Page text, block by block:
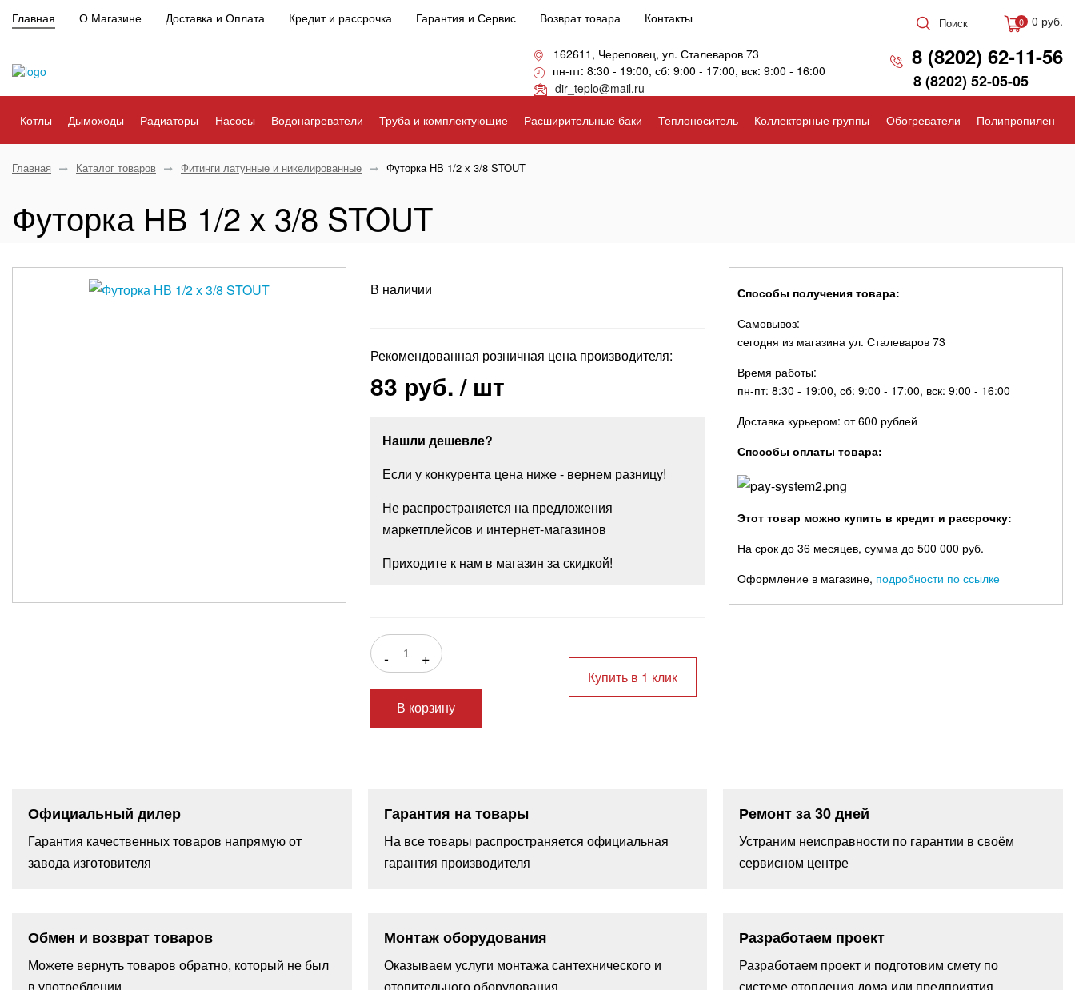
Главная О Магазине Доставка и Оплата Кредит и рассрочка Гарантия и Сервис Возврат товара Контакты Поиск 0 0 руб.
162611, Череповец, ул. Сталеваров 73
пн-пт: 8:30 - 19:00, сб: 9:00 - 17:00, вск: 9:00 - 16:00
dir_teplo@mail.ru
8 (8202) 62-11-56
8 (8202) 52-05-05
Котлы Дымоходы Радиаторы Насосы Водонагреватели Труба и комплектующие Расширительные баки Теплоноситель Коллекторные группы Обогреватели Полипропилен
Главная Каталог товаров Фитинги латунные и никелированные Футорка НВ 1/2 х 3/8 STOUT
Футорка НВ 1/2 х 3/8 STOUT
В наличии
Рекомендованная розничная цена производителя:
83 руб./ шт
Нашли дешевле?
Если у конкурента цена ниже - вернем разницу!
Не распространяется на предложения
маркетплейсов и интернет-магазинов
Приходите к нам в магазин за скидкой!
- +
В корзину
Купить в 1 клик
Способы получения товара:
Самовывоз:
сегодня из магазина ул. Сталеваров 73
Время работы:
пн-пт: 8:30 - 19:00, сб: 9:00 - 17:00, вск: 9:00 - 16:00
Доставка курьером: от 600 рублей
Способы оплаты товара:
Этот товар можно купить в кредит и рассрочку:
На срок до 36 месяцев, сумма до 500 000 руб.
Оформление в магазине, подробности по ссылке
Официальный дилер
Гарантия качественных товаров напрямую от
завода изготовителя
Гарантия на товары
На все товары распространяется официальная
гарантия производителя
Ремонт за 30 дней
Устраним неисправности по гарантии в своём
сервисном центре
Обмен и возврат товаров
Можете вернуть товаров обратно, который не был
Монтаж оборудования
Оказываем услуги монтажа сантехнического и
Разработаем проект
Разработаем проект и подготовим смету по